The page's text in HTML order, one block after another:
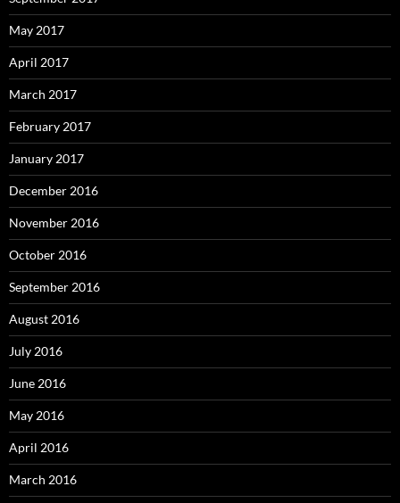
May 2017
April 2017
March 2017
February 2017
January 2017
December 2016
November 2016
October 2016
September 2016
August 2016
July 2016
June 2016
May 2016
April 2016
March 2016